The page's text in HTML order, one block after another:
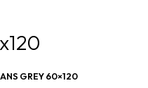
GREY 60×120